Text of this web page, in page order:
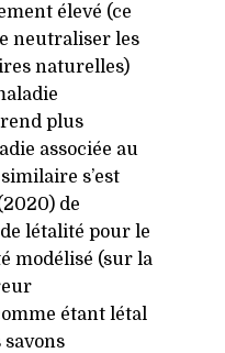
élevé (ce
neutraliser les
naturelles)
plus
associée au
s’est
de
létalité pour le
modélisé (sur la
étant létal
savons